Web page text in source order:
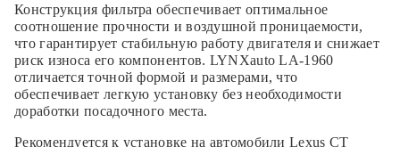
Конструкция фильтра обеспечивает оптимальное
соотношение прочности и воздушной проницаемости,
что гарантирует стабильную работу двигателя и снижает
риск износа его компонентов. LYNXauto LA-1960
отличается точной формой и размерами, что
обеспечивает легкую установку без необходимости
доработки посадочного места.
Рекомендуется к установке на автомобили Lexus CT